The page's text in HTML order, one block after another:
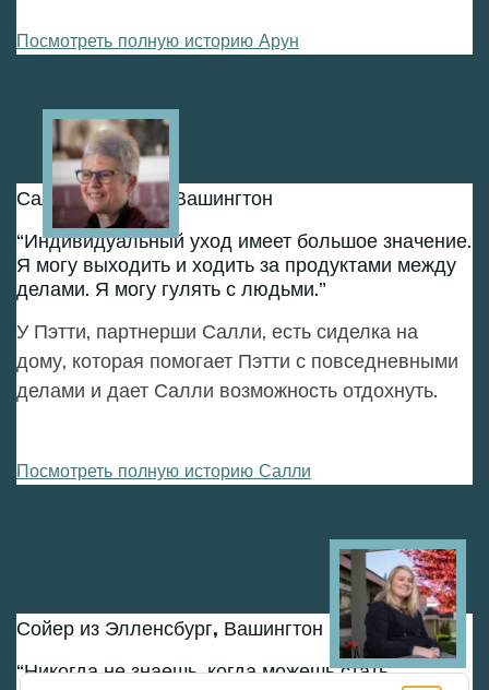
Посмотреть полную историю Арун
Салли из Сиэтл, Вашингтон
Индивидуальный уход имеет большое значение.
Я могу выходить и ходить за продуктами между
делами. Я могу гулять с людьми.
У Пэтти, партнерши Салли, есть сиделка на
дому, которая помогает Пэтти с повседневными
делами и дает Салли возможность отдохнуть.
Посмотреть полную историю Салли
Image
Сойер из Элленсбург, Вашингтон
Никогда не знаешь, когда можешь стать
Image